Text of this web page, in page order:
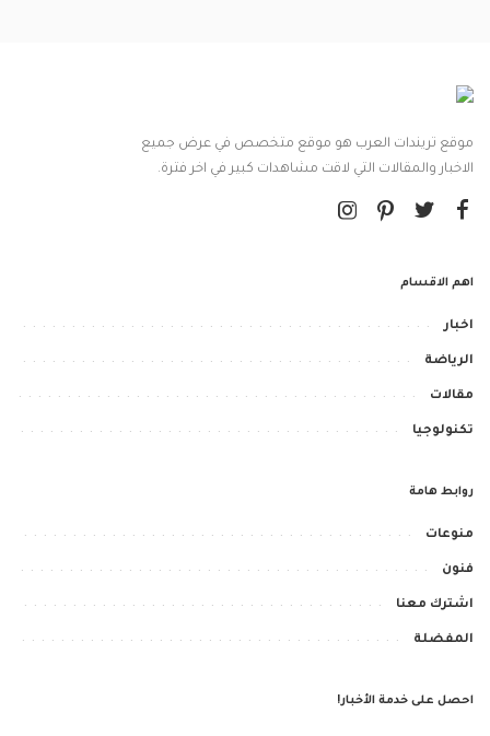
موقع تريندات العرب هو موقع متخصص في عرض جميع
الاخبار والمقالات التي لاقت مشاهدات كبير في اخر فترة.
اهم الاقسام
اخبار
الرياضة
مقالات
تكنولوجيا
روابط هامة
منوعات
فنون
اشترك معنا
المفضلة
احصل على خدمة الأخبار!